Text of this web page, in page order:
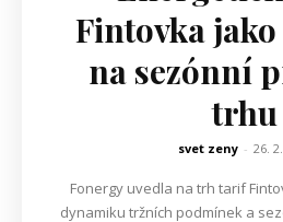
Fintovka
na sezónní
trhu
svet zeny - 26.
Fonergy uvedla na trh tarif
dynamiku tržních podmínek a